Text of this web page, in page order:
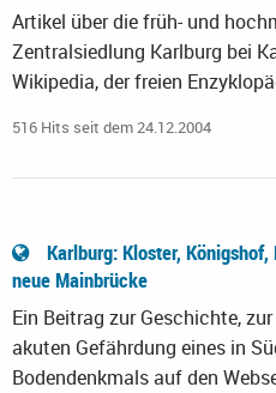
Artikel über die früh- und
Zentralsiedlung Karlburg bei
Wikipedia, der freien
516 Hits seit dem 24.12.2004
Karlburg: Kloster,
neue Mainbrücke
Ein Beitrag zur Geschichte,
akuten Gefährdung eines in
Bodendenkmals auf den